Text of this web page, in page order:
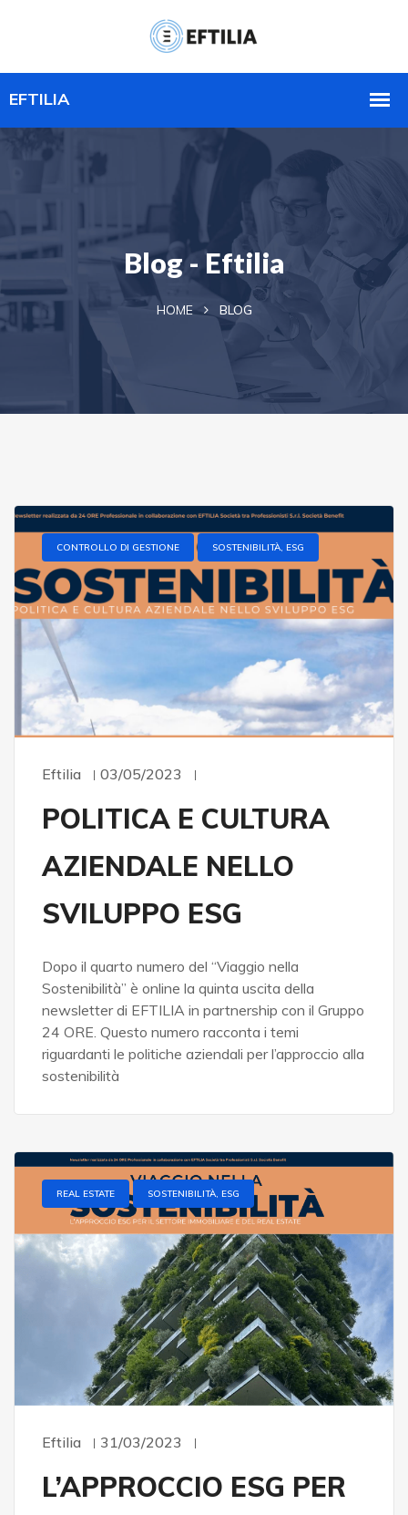
Blog - Eftilia
HOME BLOG
CONTROLLO DI GESTIONE SOSTENIBILITÀ, ESG
Eftilia 03/05/2023
POLITICA E CULTURA
AZIENDALE NELLO
SVILUPPO ESG
Dopo il quarto numero del “Viaggio nella
Sostenibilità” è online la quinta uscita della
newsletter di EFTILIA in partnership con il Gruppo
24 ORE. Questo numero racconta i temi
riguardanti le politiche aziendali per l’approccio alla
sostenibilità
REAL ESTATE SOSTENIBILITÀ, ESG
Eftilia 31/03/2023
L’APPROCCIO ESG PER